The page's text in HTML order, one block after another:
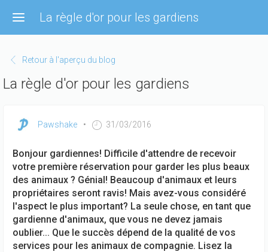
contenu
La règle d'or pour les gardiens
Retour à l'aperçu du blog
La règle d'or pour les gardiens
Pawshake 31/03/2016
Bonjour gardiennes! Difficile d'attendre de recevoir
votre première réservation pour garder les plus beaux
des animaux ? Génial! Beaucoup d'animaux et leurs
propriétaires seront ravis! Mais avez-vous considéré
l'aspect le plus important? La seule chose, en tant que
gardienne d'animaux, que vous ne devez jamais
oublier... Que le succès dépend de la qualité de vos
services pour les animaux de compagnie. Lisez la